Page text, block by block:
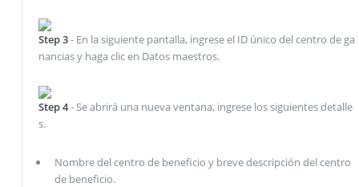
Step 3- En la siguiente pantalla, ingrese el ID único del centro de ga
nancias y haga clic en Datos maestros.
Step 4- Se abrirá una nueva ventana, ingrese los siguientes detalle
s.
Nombre del centro de beneficio y breve descripción del centro
de beneficio.